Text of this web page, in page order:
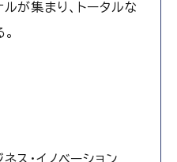
が集まり、トータルな
ス・イノベーション